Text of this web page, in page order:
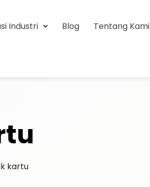
Industri Blog Tentang Kami
kartu